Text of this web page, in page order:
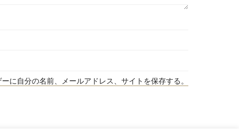
に自分の名前、メールアドレス、サイトを保存する。